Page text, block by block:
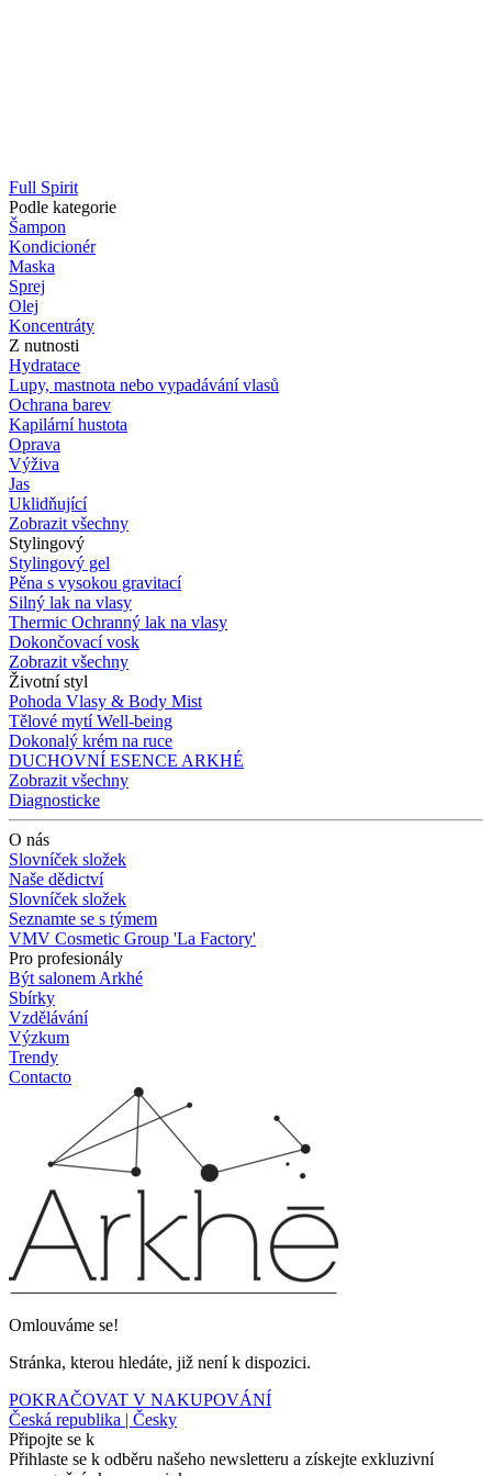
Full Spirit
Podle kategorie
Šampon
Kondicionér
Maska
Sprej
Olej
Koncentráty
Z nutnosti
Hydratace
Lupy, mastnota nebo vypadávání vlasů
Ochrana barev
Kapilární hustota
Oprava
Výživa
Jas
Uklidňující
Zobrazit všechny
Stylingový
Stylingový gel
Pěna s vysokou gravitací
Silný lak na vlasy
Thermic Ochranný lak na vlasy
Dokončovací vosk
Zobrazit všechny
Životní styl
Pohoda Vlasy & Body Mist
Tělové mytí Well-being
Dokonalý krém na ruce
DUCHOVNÍ ESENCE ARKHÉ
Zobrazit všechny
Diagnosticke
O nás
Slovníček složek
Naše dědictví
Slovníček složek
Seznamte se s týmem
VMV Cosmetic Group 'La Factory'
Pro profesionály
Být salonem Arkhé
Sbírky
Vzdělávání
Výzkum
Trendy
Contacto
Omlouváme se!
Stránka, kterou hledáte, již není k dispozici.
POKRAČOVAT V NAKUPOVÁNÍ
Česká republika | Česky
Připojte se k
Přihlaste se k odběru našeho newsletteru a získejte exkluzivní